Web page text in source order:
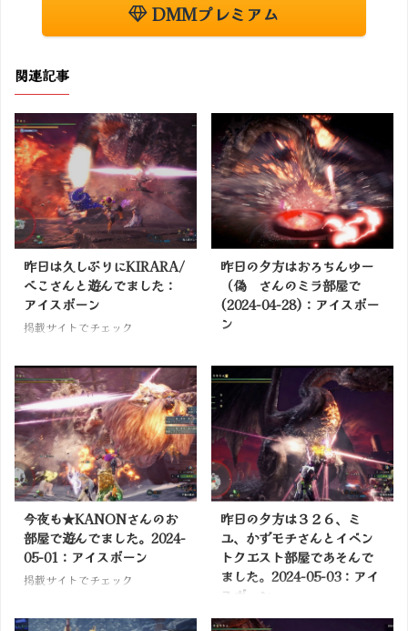
DMMプレミアム
関連記事
昨日は久しぶりにKIRARA/
べこさんと遊んでました：
アイスボーン
掲載サイトでチェック
昨日の夕方はおろちんゆー
（偽 さんのミラ部屋で
(2024-04-28)：アイスボー
ン
今夜も★KANONさんのお
部屋で遊んでました。2024-
05-01：アイスボーン
掲載サイトでチェック
昨日の夕方は３２６、ミ
ユ、かずモチさんとイベン
トクエスト部屋であそんで
ました。2024-05-03：アイ
スボーン
掲載サイトでチェック